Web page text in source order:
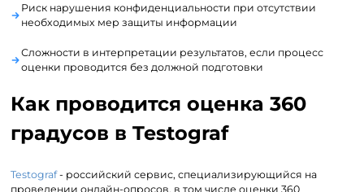
Риск нарушения конфиденциальности при отсутствии
необходимых мер защиты информации
Сложности в интерпретации результатов, если процесс
оценки проводится без должной подготовки
Как проводится оценка 360
градусов в Testograf
Testograf- российский сервис, специализирующийся на
проведении онлайн-опросов, в том числе оценки 360